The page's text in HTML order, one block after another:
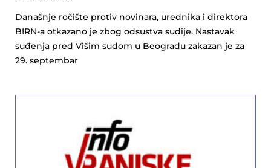
Današnje ročište protiv novinara, urednika i direktora
BIRN-a otkazano je zbog odsustva sudije. Nastavak
suđenja pred Višim sudom u Beogradu zakazan je za
29. septembar